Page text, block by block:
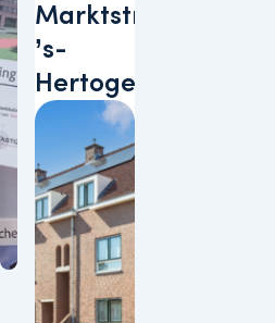
Marktstraat in
’s-
Hertogenbosch